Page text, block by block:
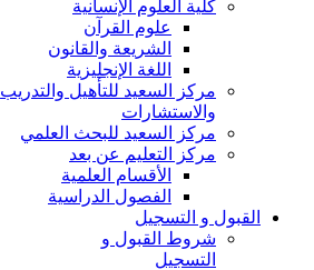
كلية العلوم الإنسانية
علوم القرآن
الشريعة والقانون
اللغة الإنجليزية
مركز السعيد للتأهيل والتدريب
والاستشارات
مركز السعيد للبحث العلمي
مركز التعليم عن بعد
الأقسام العلمية
الفصول الدراسية
القبول و التسجيل
شروط القبول و
التسجيل